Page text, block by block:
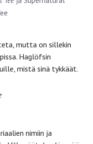
mutta on sillekin
Haglöfsin
mistä sinä tykkäät.
nimiin ja